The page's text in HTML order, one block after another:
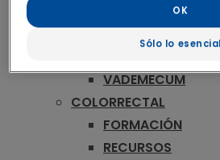
CONGRESOS
VADEMECUM
COLORRECTAL
FORMACIÓN
RECURSOS
Sólo lo esencial
OK